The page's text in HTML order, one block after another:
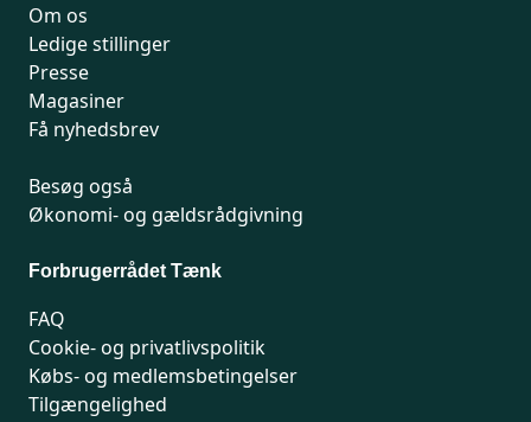
Om os
Ledige stillinger
Presse
Magasiner
Få nyhedsbrev
Besøg også
Økonomi- og gældsrådgivning
Forbrugerrådet Tænk
FAQ
Cookie- og privatlivspolitik
Købs- og medlemsbetingelser
Tilgængelighed